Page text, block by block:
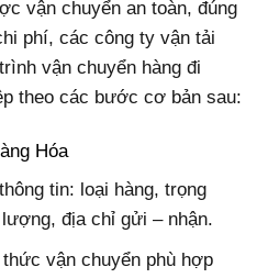
vận chuyển an toàn, đúng
phí, các công ty vận tải
vận chuyển hàng đi
theo các bước cơ bản sau:
Hóa
tin: loại hàng, trọng
địa chỉ gửi – nhận.
vận chuyển phù hợp